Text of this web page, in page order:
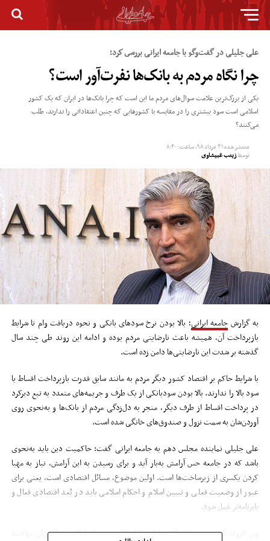
علی جلیلی در گفت‌وگو با جامعه ایرانی بررسى كرد؛
چرا نگاه مردم به بانک‌ها نفرت‌آور است؟
یکی از بزرگ‌ترین علامت سوال‌های مردم ما این است که چرا بانک‌ها در ایران که یک کشور
اسلامی است سود بیشتری را در مقایسه با کشورهایی که چنین اعتقاداتی را ندارند، طلب
می‌کنند؟
منتشر شده۳۱ مرداد ۹۸, ساعت: ۸:۴۰
توسطزینب غبیشاوی
به گزارش جامعه ایرانی؛ بالا بودن نرخ سودهای بانکی و نحوه دریافت وام تا شرایط
بازپرداخت آن، همیشه باعث نارضایتی مردم بوده و ادامه این روند طی چند سال
گذشته بر شدت این نارضایتی‌ها دامن زده است.
با شرایط حاکم بر اقتصاد کشور دیگر مردم به مانند سابق قدرت بازپرداخت اقساط با
سود بالا را ندارند. بالا بودن سودبانکی از یک طرف و جریمه‌های متعدد به تبع دیرکرد
در پرداخت اقساط از طرف دیگر، منجر به دل‌زدگی مردم از بانک‌ها و به‌نحوی روی
آوردن‌شان به سمت نزول و صندوق‌های خانگی شده است.
علی جلیلی نماینده مجلس دهم به جامعه ایرانی گفت: حاکمیت دین باید به‌نحوی
باشد که در جامعه حس آرامش به‌بار آید و برای رسیدن به این آرامش، نیاز به مهیا
کردن یکسری از زیرساخت‌ها است. اولین موضوع، مسائل اقتصادی است، یعنی برای
عبور از وضعیت فعلی و تبیین اسلام و احکام اسلامی باید در بُعد اقتصادی فعال و
بابرنامه‌تر عمل شود.
وی افزود: گرفتن سودهای بالای بانکی با احکام دینی ما سازگاری ندارد ولی نهادینه